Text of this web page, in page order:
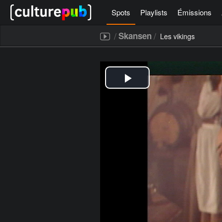
Spots Playlists Émissions
/Skansen/ Les vikings